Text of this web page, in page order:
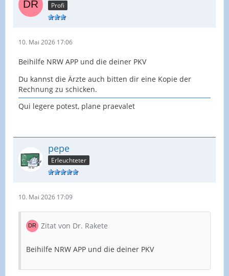
Profi
10. Mai 2026 17:06
Beihilfe NRW APP und die deiner PKV
Du kannst die Ärzte auch bitten dir eine Kopie der
Rechnung zu schicken.
Qui legere potest, plane praevalet
pepe
Erleuchteter
10. Mai 2026 17:09
Zitat von Dr. Rakete
Beihilfe NRW APP und die deiner PKV